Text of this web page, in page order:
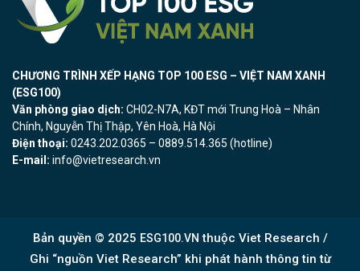
CHƯƠNG TRÌNH XẾP HẠNG TOP 100 ESG – VIỆT NAM XANH
(ESG100)
Văn phòng giao dịch: CH02-N7A, KĐT mới Trung Hoà – Nhân
Chính, Nguyễn Thị Thập, Yên Hoà, Hà Nội
Điện thoại: 0243.202.0365 – 0889.514.365 (hotline)
E-mail: info@vietresearch.vn
Bản quyền © 2025 ESG100.VN thuộc Viet Research /
Ghi “nguồn Viet Research” khi phát hành thông tin từ